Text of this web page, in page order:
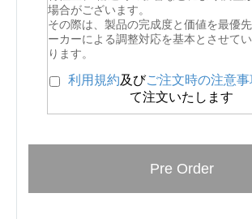
場合がございます。
その際は、製品の完成度と価値を最優
ーカーによる調整対応を基本とさせて
ります。
利用規約及びご注文時の注意
て注文いたします
Pre Order